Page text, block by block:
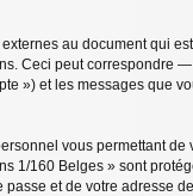
au document qui
Ceci peut correspondre
») et les messages que
vous permettant
1/160 Belges » sont
et de votre adresse